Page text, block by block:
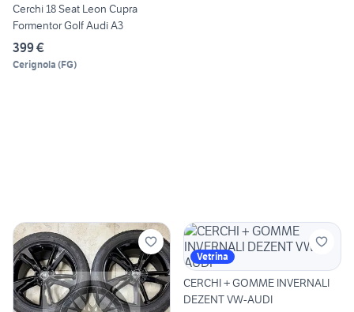
Cerchi 18 Seat Leon Cupra
Formentor Golf Audi A3
399 €
Cerignola (FG)
Vetrina
CERCHI + GOMME INVERNALI
DEZENT VW-AUDI